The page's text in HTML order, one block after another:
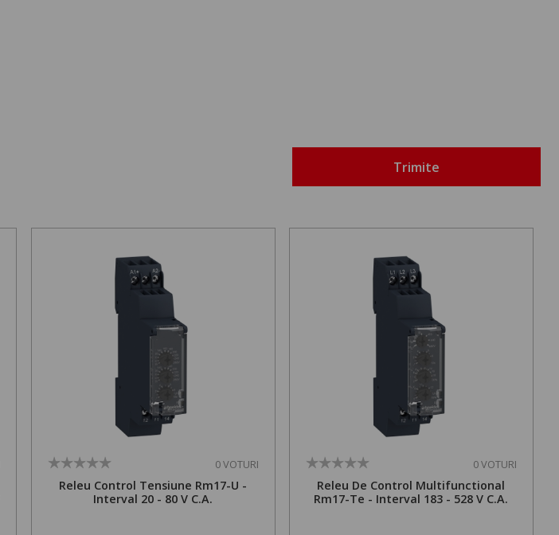
Trimite
0 VOTURI
Releu Control Tensiune Rm17-U -
Interval 20 - 80 V C.A.
0 VOTURI
Releu De Control Multifunctional
Rm17-Te - Interval 183 - 528 V C.A.